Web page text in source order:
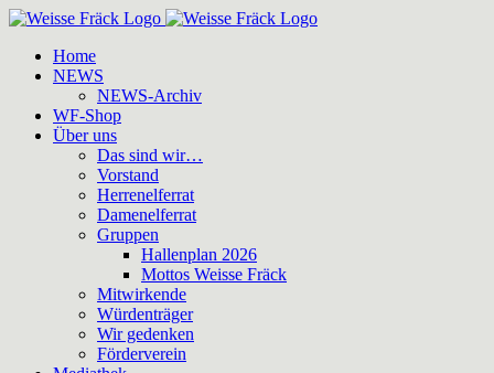
Zum
springenHome
NEWS
NEWS-Archiv
WF-Shop
Über uns
Das sind wir…
Vorstand
Herrenelferrat
Damenelferrat
Gruppen
Hallenplan 2026
Mottos Weisse Fräck
Mitwirkende
Würdenträger
Wir gedenken
Förderverein